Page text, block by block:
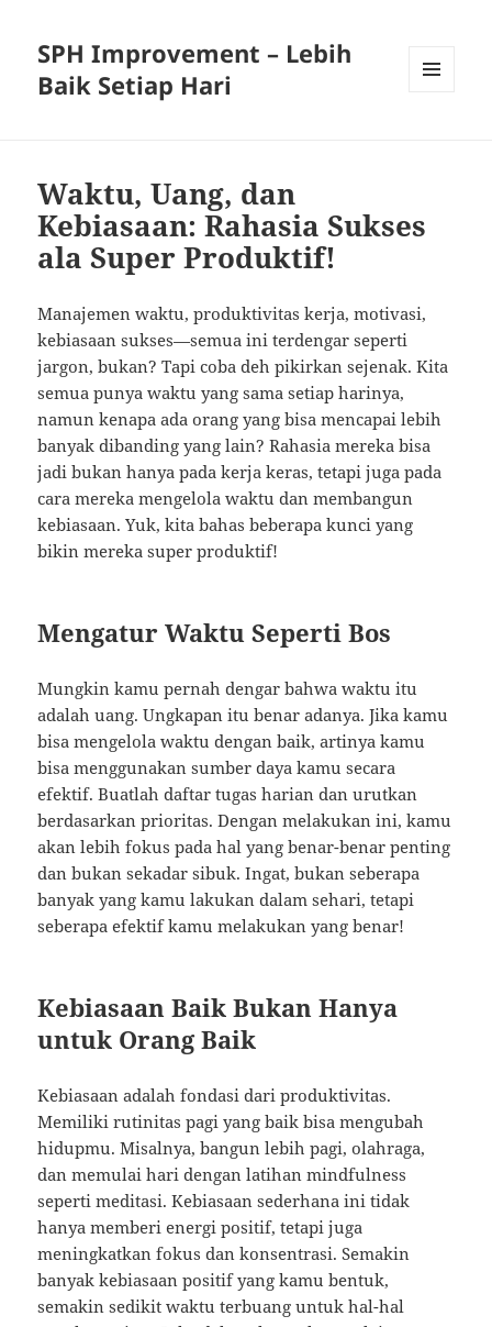
SPH Improvement – Lebih
Baik Setiap Hari
Waktu, Uang, dan
Kebiasaan: Rahasia Sukses
ala Super Produktif!
Manajemen waktu, produktivitas kerja, motivasi,
kebiasaan sukses—semua ini terdengar seperti
jargon, bukan? Tapi coba deh pikirkan sejenak. Kita
semua punya waktu yang sama setiap harinya,
namun kenapa ada orang yang bisa mencapai lebih
banyak dibanding yang lain? Rahasia mereka bisa
jadi bukan hanya pada kerja keras, tetapi juga pada
cara mereka mengelola waktu dan membangun
kebiasaan. Yuk, kita bahas beberapa kunci yang
bikin mereka super produktif!
Mengatur Waktu Seperti Bos
Mungkin kamu pernah dengar bahwa waktu itu
adalah uang. Ungkapan itu benar adanya. Jika kamu
bisa mengelola waktu dengan baik, artinya kamu
bisa menggunakan sumber daya kamu secara
efektif. Buatlah daftar tugas harian dan urutkan
berdasarkan prioritas. Dengan melakukan ini, kamu
akan lebih fokus pada hal yang benar-benar penting
dan bukan sekadar sibuk. Ingat, bukan seberapa
banyak yang kamu lakukan dalam sehari, tetapi
seberapa efektif kamu melakukan yang benar!
Kebiasaan Baik Bukan Hanya
untuk Orang Baik
Kebiasaan adalah fondasi dari produktivitas.
Memiliki rutinitas pagi yang baik bisa mengubah
hidupmu. Misalnya, bangun lebih pagi, olahraga,
dan memulai hari dengan latihan mindfulness
seperti meditasi. Kebiasaan sederhana ini tidak
hanya memberi energi positif, tetapi juga
meningkatkan fokus dan konsentrasi. Semakin
banyak kebiasaan positif yang kamu bentuk,
semakin sedikit waktu terbuang untuk hal-hal